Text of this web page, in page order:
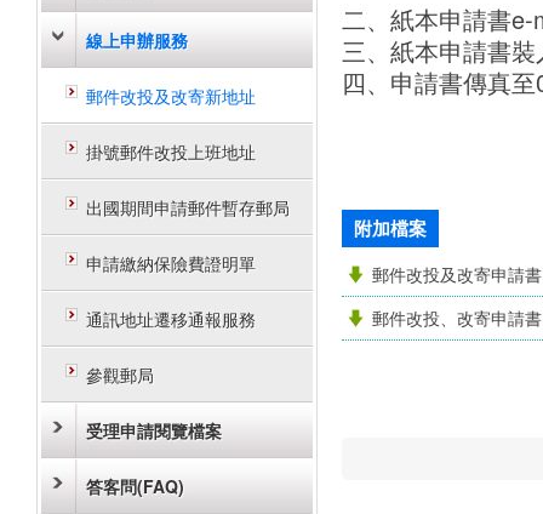
線上申辦服務
郵件改投及改寄新地址
掛號郵件改投上班地址
出國期間申請郵件暫存郵局
申請繳納保險費證明單
通訊地址遷移通報服務
參觀郵局
受理申請閱覽檔案
答客問(FAQ)
二、紙本申請書
三、紙本申請書
四、申請書傳真
附加檔案
郵件改投及改寄申請書
郵件改投、改寄申請書